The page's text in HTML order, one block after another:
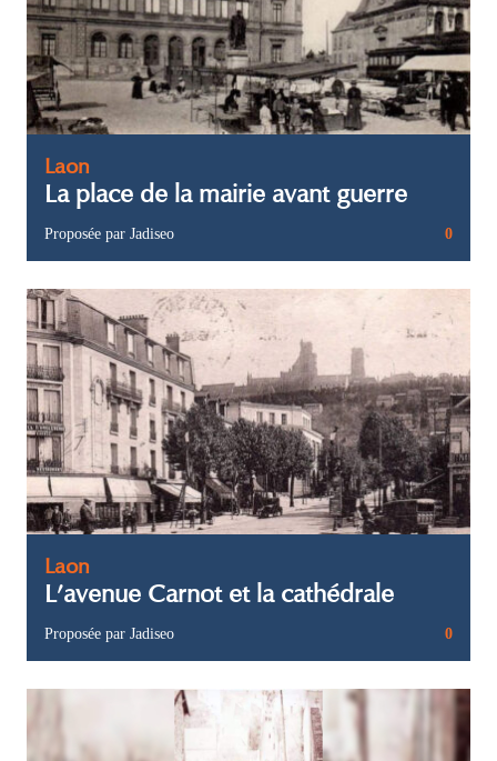
Laon
La place de la mairie avant guerre
Proposée par Jadiseo 0
Laon
L’avenue Carnot et la cathédrale
Proposée par Jadiseo 0